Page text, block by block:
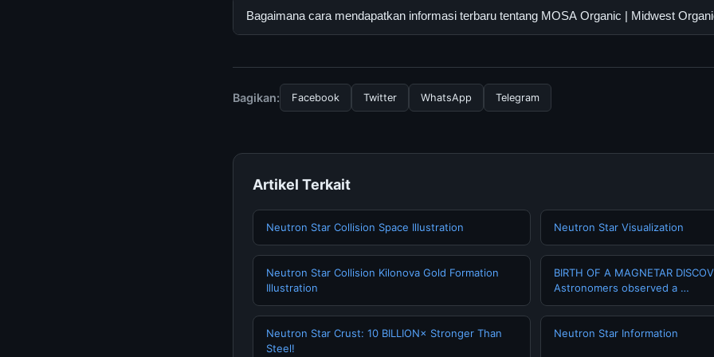
Ya, MOSA Organic | Midwest Organic dapat diakses secara gratis oleh semua
Bagaimana cara mendapatkan informasi terbaru tentang MOSA Organic | Midwest
terpercaya.
Bagikan: Facebook Twitter WhatsApp Telegram
Artikel Terkait
Neutron Star Collision Space Illustration Neutron Star Visualization
Neutron Star Collision Kilonova Gold Formation
Illustration
BIRTH OF A MAGNETAR
Astronomers observed a …
Neutron Star Crust: 10 BILLION× Stronger Than
Steel!
Neutron Star Information